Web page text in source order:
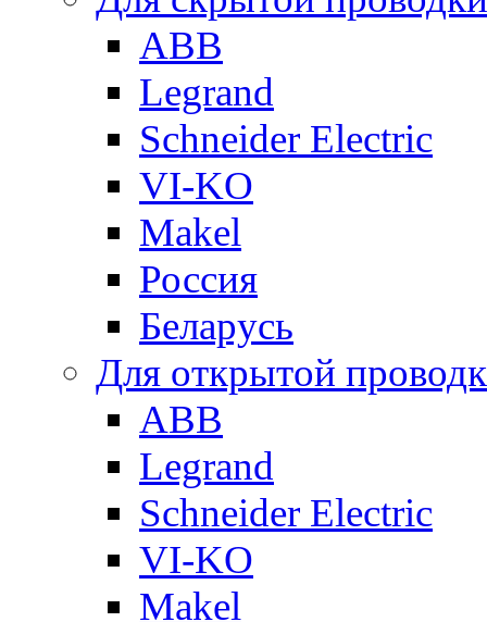
ABB
Legrand
Schneider Electric
VI-KO
Makel
Россия
Беларусь
Для открытой
ABB
Legrand
Schneider Electric
VI-KO
Makel